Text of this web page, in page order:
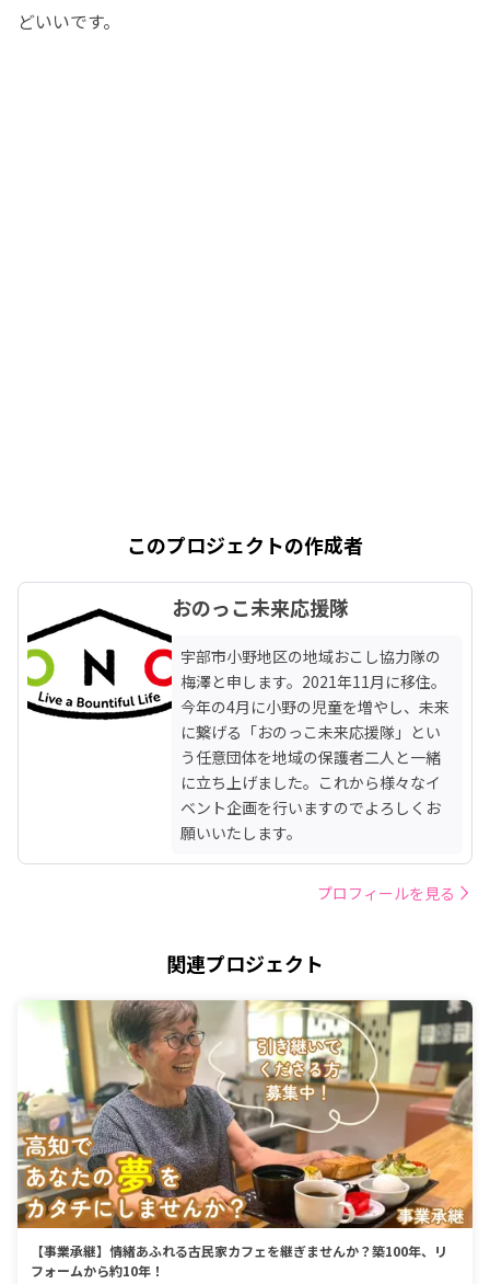
どいいです。
このプロジェクトの作成者
おのっこ未来応援隊
宇部市小野地区の地域おこし協力隊の
梅澤と申します。2021年11月に移住。
今年の4月に小野の児童を増やし、未来
に繋げる「おのっこ未来応援隊」とい
う任意団体を地域の保護者二人と一緒
に立ち上げました。これから様々なイ
ベント企画を行いますのでよろしくお
願いいたします。
プロフィールを見る
関連プロジェクト
【事業承継】情緒あふれる古民家カフェを継ぎませんか？築100年、リ
フォームから約10年！